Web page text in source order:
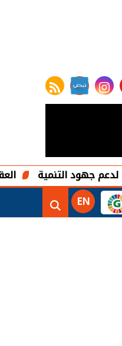
instagram
rss feed
العقود الآجلة
EN